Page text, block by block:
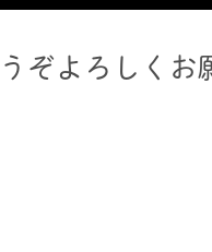
ぞよろしくお